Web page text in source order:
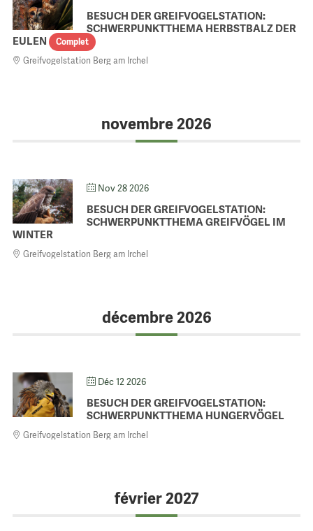
BESUCH DER GREIFVOGELSTATION:
SCHWERPUNKTTHEMA HERBSTBALZ DER
EULEN
Complet
Greifvogelstation Berg am Irchel
novembre 2026
Nov 28 2026
BESUCH DER GREIFVOGELSTATION:
SCHWERPUNKTTHEMA GREIFVÖGEL IM
WINTER
Greifvogelstation Berg am Irchel
décembre 2026
Déc 12 2026
BESUCH DER GREIFVOGELSTATION:
SCHWERPUNKTTHEMA HUNGERVÖGEL
Greifvogelstation Berg am Irchel
février 2027